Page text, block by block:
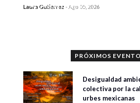
0 veces compartido
Laura Gutiérrez -Ago 05, 2026
PRÓXIMOS
Desigualdad
colectiva por la
urbes mexicanas